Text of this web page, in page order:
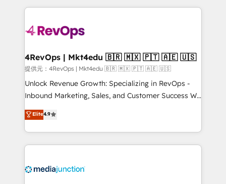
requirement). ✔️Helped over 25,000+ customers so
far with our HubSpot solutions. ✔️Bespoke apps &
on-demand bundle services. Connect with us today!
experience for your team and customers.
4RevOps | Mkt4edu 🇧🇷 🇲🇽 🇵🇹 🇦🇪 🇺🇸
提供元：4RevOps | Mkt4edu 🇧🇷 🇲🇽 🇵🇹 🇦🇪 🇺🇸
Unlock Revenue Growth: Specializing in RevOps -
Inbound Marketing, Sales, and Customer Success We
specialize in driving revenue growth for companies
across industries through tailored marketing, sales,
and customer success strategies, utilizing RevOps
methodologies. As Latin America's largest HubSpot
offer unparalleled insights. Operating in five
Elite4.9